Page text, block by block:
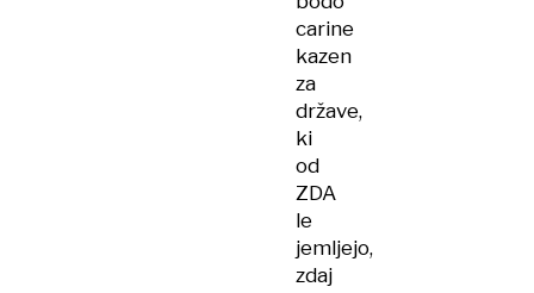
carine
kazen
za
države,
ki
od
ZDA
le
jemljejo,
zdaj